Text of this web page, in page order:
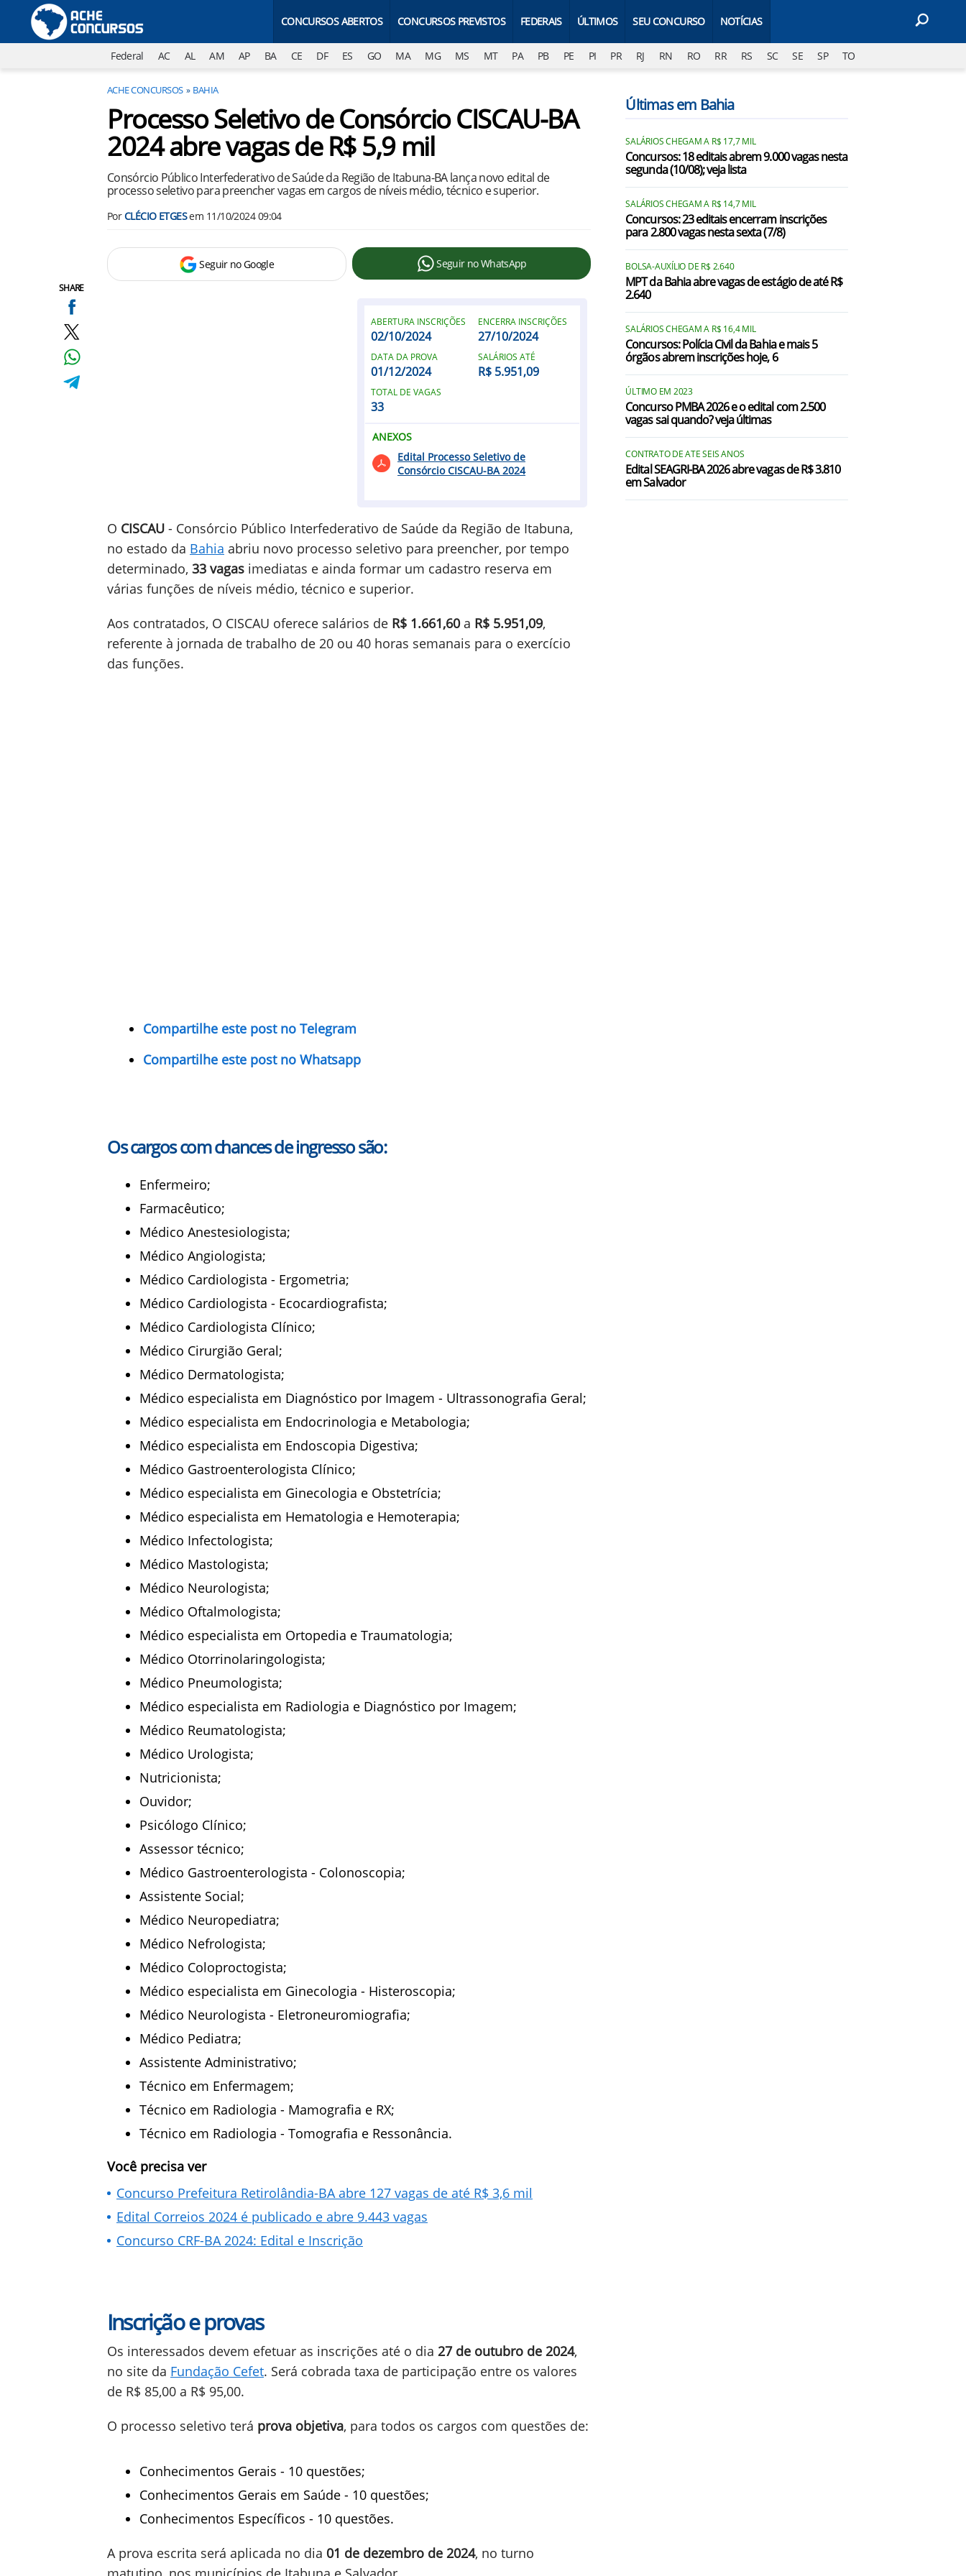
CONCURSOS ABERTOS CONCURSOS PREVISTOS FEDERAIS ÚLTIMOS SEU CONCURSO NOTÍCIAS
Federal AC AL AM AP BA CE DF ES GO MA MG MS MT PA PB PE PI PR RJ RN RO RR RS SC SE SP TO
ACHE CONCURSOS BAHIA
SHARE
Processo Seletivo de Consórcio CISCAU-BA
2024 abre vagas de R$ 5,9 mil
Consórcio Público Interfederativo de Saúde da Região de Itabuna-BA lança novo edital de
processo seletivo para preencher vagas em cargos de níveis médio, técnico e superior.
PorCLÉCIO ETGESem 11/10/2024 09:04
Seguir no Google Seguir no WhatsApp
O CISCAU - Consórcio Público Interfederativo de Saúde da Região de Itabuna,
no estado da Bahia abriu novo processo seletivo para preencher, por tempo
determinado, 33 vagas imediatas e ainda formar um cadastro reserva em
várias funções de níveis médio, técnico e superior.
ABERTURA INSCRIÇÕES
02/10/2024
ENCERRA INSCRIÇÕES
27/10/2024
DATA DA PROVA
01/12/2024
SALÁRIOS ATÉ
R$ 5.951,09
TOTAL DE VAGAS
33
ANEXOS
Edital Processo Seletivo de
Consórcio CISCAU-BA 2024
Aos contratados, O CISCAU oferece salários de R$ 1.661,60a R$ 5.951,09,
referente à jornada de trabalho de 20 ou 40 horas semanais para o exercício
das funções.
Compartilhe este post no Telegram
Compartilhe este post no Whatsapp
Os cargos com chances de ingresso são:
Enfermeiro;
Farmacêutico;
Médico Anestesiologista;
Médico Angiologista;
Médico Cardiologista - Ergometria;
Médico Cardiologista - Ecocardiografista;
Médico Cardiologista Clínico;
Médico Cirurgião Geral;
Médico Dermatologista;
Médico especialista em Diagnóstico por Imagem - Ultrassonografia Geral;
Médico especialista em Endocrinologia e Metabologia;
Médico especialista em Endoscopia Digestiva;
Médico Gastroenterologista Clínico;
Médico especialista em Ginecologia e Obstetrícia;
Médico especialista em Hematologia e Hemoterapia;
Médico Infectologista;
Médico Mastologista;
Médico Neurologista;
Médico Oftalmologista;
Médico especialista em Ortopedia e Traumatologia;
Médico Otorrinolaringologista;
Médico Pneumologista;
Médico especialista em Radiologia e Diagnóstico por Imagem;
Médico Reumatologista;
Médico Urologista;
Nutricionista;
Ouvidor;
Psicólogo Clínico;
Assessor técnico;
Médico Gastroenterologista - Colonoscopia;
Assistente Social;
Médico Neuropediatra;
Médico Nefrologista;
Médico Coloproctogista;
Médico especialista em Ginecologia - Histeroscopia;
Médico Neurologista - Eletroneuromiografia;
Médico Pediatra;
Assistente Administrativo;
Técnico em Enfermagem;
Técnico em Radiologia - Mamografia e RX;
Técnico em Radiologia - Tomografia e Ressonância.
Você precisa ver
Concurso Prefeitura Retirolândia-BA abre 127 vagas de até R$ 3,6 mil
Edital Correios 2024 é publicado e abre 9.443 vagas
Concurso CRF-BA 2024: Edital e Inscrição
Inscrição e provas
Os interessados devem efetuar as inscrições até o dia 27 de outubro de 2024,
no site da Fundação Cefet. Será cobrada taxa de participação entre os valores
de R$ 85,00 a R$ 95,00.
O processo seletivo terá prova objetiva, para todos os cargos com questões de:
Conhecimentos Gerais - 10 questões;
Conhecimentos Gerais em Saúde - 10 questões;
Conhecimentos Específicos - 10 questões.
A prova escrita será aplicada no dia 01 de dezembro de 2024, no turno
Últimas em Bahia
SALÁRIOS CHEGAM A R$ 17,7 MIL
Concursos: 18 editais abrem 9.000 vagas nesta
segunda (10/08); veja lista
SALÁRIOS CHEGAM A R$ 14,7 MIL
Concursos: 23 editais encerram inscrições
para 2.800 vagas nesta sexta (7/8)
BOLSA-AUXÍLIO DE R$ 2.640
MPT da Bahia abre vagas de estágio de até R$
2.640
SALÁRIOS CHEGAM A R$ 16,4 MIL
Concursos: Polícia Civil da Bahia e mais 5
órgãos abrem inscrições hoje, 6
ÚLTIMO EM 2023
Concurso PMBA 2026 e o edital com 2.500
vagas sai quando? veja últimas
CONTRATO DE ATE SEIS ANOS
Edital SEAGRI-BA 2026 abre vagas de R$ 3.810
em Salvador